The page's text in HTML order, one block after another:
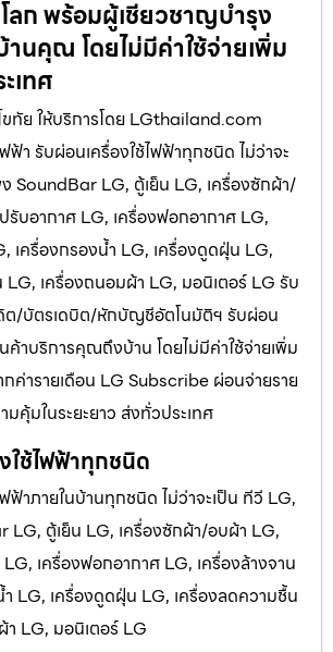
ลก พร้อมผู้เชียวชาญบำรุง
นคุณ โดยไม่มีค่าใช้จ่ายเพิ่ม
เทศ
ทัย ให้บริการโดย LGthailand.com
ฟ้า รับผ่อนเครื่องใช้ไฟฟ้าทุกชนิด ไม่ว่าจะ
SoundBar LG, ตู้เย็น LG, เครื่องซักผ้า/
รับอากาศ LG, เครื่องฟอกอากาศ LG,
เครื่องกรองน้ำ LG, เครื่องดูดฝุ่น LG,
LG, เครื่องถนอมผ้า LG, มอนิเตอร์ LG รับ
ต/บัตรเดบิต/หักบัญชีอัตโนมัติฯ รับผ่อน
ค้าบริการคุณถึงบ้าน โดยไม่มีค่าใช้จ่ายเพิ่ม
ค่ารายเดือน LG Subscribe ผ่อนจ่ายราย
คุ้มในระยะยาว ส่งทั่วประเทศ
ใช้ไฟฟ้าทุกชนิด
ฟ้าภายในบ้านทุกชนิด ไม่ว่าจะเป็น ทีวี LG,
LG, ตู้เย็น LG, เครื่องซักผ้า/อบผ้า LG,
เครื่องฟอกอากาศ LG, เครื่องล้างจาน
LG, เครื่องดูดฝุ่น LG, เครื่องลดความชื้น
LG, มอนิเตอร์ LG